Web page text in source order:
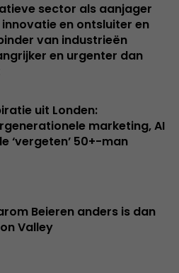
sector als aanjager
en ontsluiter en
van industrieën
en urgenter dan
uit Londen:
marketing, AI
‘vergeten’ 50+-man
Beieren anders is dan
Valley